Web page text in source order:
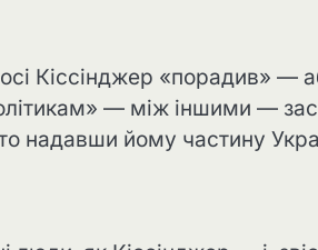
Кіссінджер «порадив» —
— між іншими —
надавши йому частину